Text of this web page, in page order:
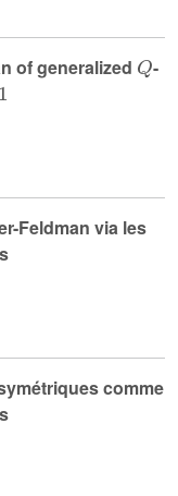
of generalized
-
Feldman via les
comme